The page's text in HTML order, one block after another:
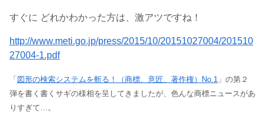
すぐに どれかわかった方は、激アツですね！
http://www.meti.go.jp/press/2015/10/20151027004/201510
27004-1.pdf
「 図形の検索システムを斬る！（商標、意匠、著作権）No.1 」の第２
弾を書く書くサギの様相を呈してきましたが、色んな商標ニュースがあ
りすぎて…。